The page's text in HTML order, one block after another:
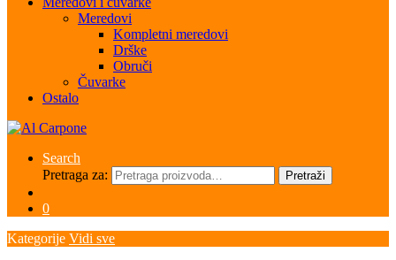
Meredovi
Kompletni meredovi
Drške
Obruči
Čuvarke
Ostalo
Search
Pretraga za:
Pretraži
0
Kategorije Vidi sve